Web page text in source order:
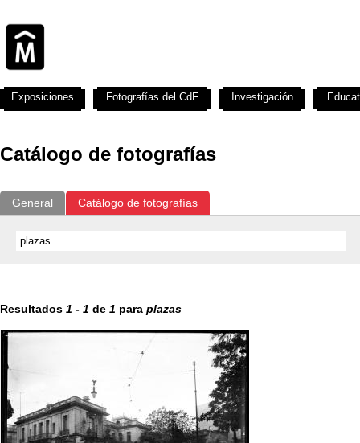
Catálogo de fotografías
General Catálogo de fotografías
Resultados 1 - 1 de 1 para plazas
Exposiciones Fotografías del CdF Investigación